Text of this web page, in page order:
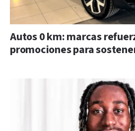
Autos 0 km: marcas
promociones para